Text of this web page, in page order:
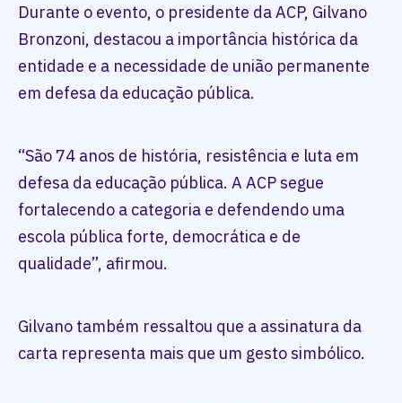
Durante o evento, o presidente da ACP, Gilvano
Bronzoni, destacou a importância histórica da
entidade e a necessidade de união permanente
em defesa da educação pública.
“São 74 anos de história, resistência e luta em
defesa da educação pública. A ACP segue
fortalecendo a categoria e defendendo uma
escola pública forte, democrática e de
qualidade”, afirmou.
Gilvano também ressaltou que a assinatura da
carta representa mais que um gesto simbólico.